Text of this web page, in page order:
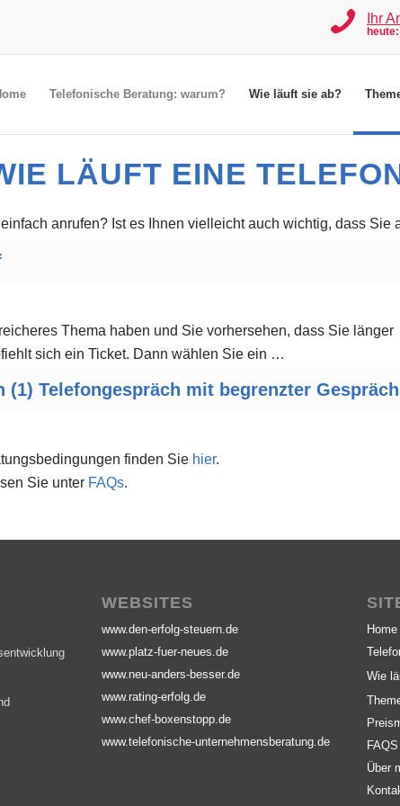
Ihr
heute:
Telefonische Beratung: warum? Wie läuft sie ab?
LÄUFT EINE
anrufen? Ist es Ihnen vielleicht auch wichtig, dass
Thema haben und Sie vorhersehen, dass Sie länger
sich ein Ticket. Dann wählen Sie ein …
(1) Telefongespräch mit begrenzter
finden Sie hier.
Sie unter FAQs.
WEBSITES
www.den-erfolg-steuern.de
www.platz-fuer-neues.de
www.neu-anders-besser.de
www.rating-erfolg.de
www.chef-boxenstopp.de
www.telefonische-unternehmensberatung.de
Home
Wie
FAQS
Über